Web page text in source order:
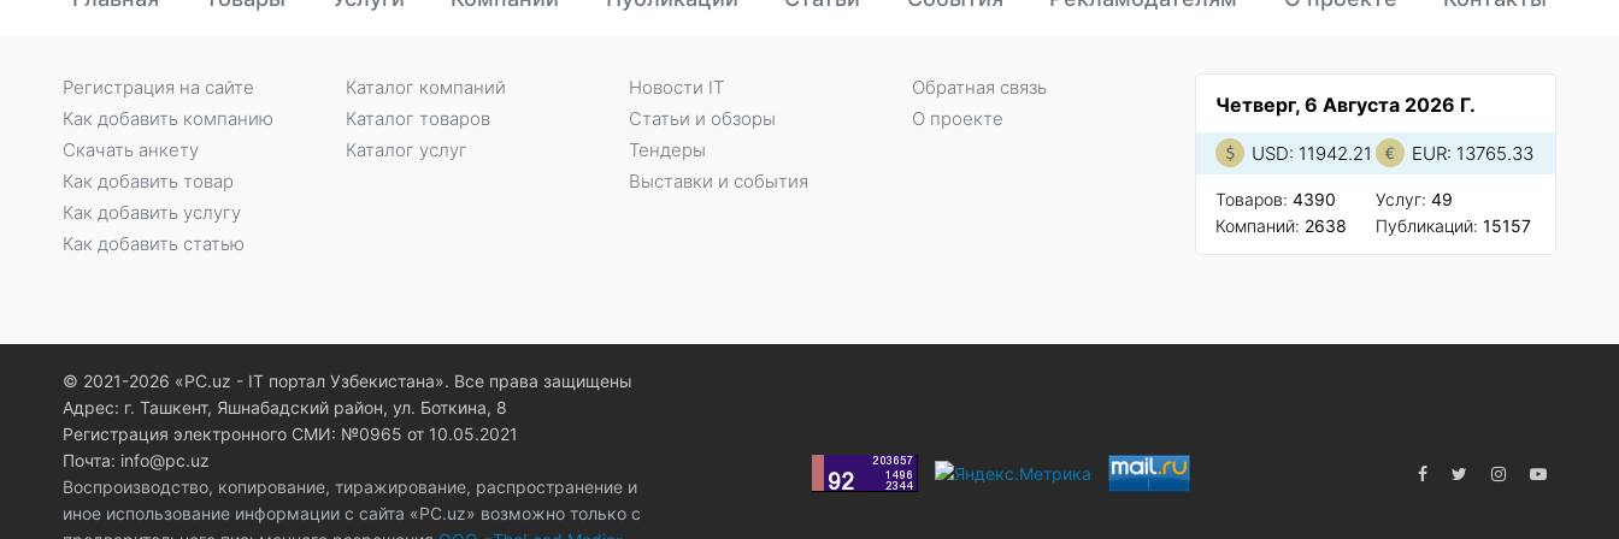
Четверг, 6 Августа 2026 Г.
USD: 11942.21 EUR: 13765.33
Товаров: 4390
Компаний: 2638
Услуг: 49
Публикаций: 15157
Регистрация на сайте
Как добавить компанию
Скачать анкету
Как добавить товар
Как добавить услугу
Как добавить статью
Каталог компаний
Каталог товаров
Каталог услуг
Новости IT
Статьи и обзоры
Тендеры
Выставки и события
Обратная связь
О проекте
© 2021-2026 «PC.uz - IT портал Узбекистана». Все права защищены
Адрес: г. Ташкент, Яшнабадский район, ул. Боткина, 8
Регистрация электронного СМИ: №0965 от 10.05.2021
Почта: info@pc.uz
Воспроизводство, копирование, тиражирование, распространение и
иное использование информации с сайта «PC.uz» возможно только с